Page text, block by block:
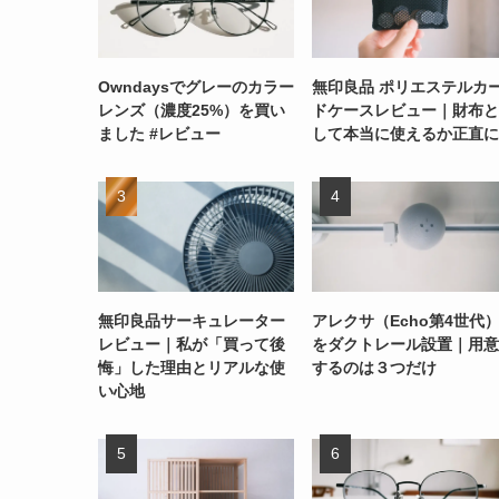
Owndaysでグレーのカラー
レンズ（濃度25%）を買い
ました #レビュー
無印良品 ポリエステルカ
ドケースレビュー｜財布と
して本当に使えるか正直に
無印良品サーキュレーター
レビュー｜私が「買って後
悔」した理由とリアルな使
い心地
アレクサ（Echo第4世代）
をダクトレール設置｜用意
するのは３つだけ